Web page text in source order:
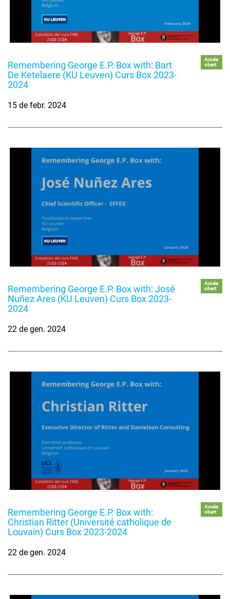
Remembering George E.P. Box with: Bart
De Ketelaere (KU Leuven) Curs Box 2023-
2024
Accés
obert
15 de febr. 2024
Remembering George E.P. Box with: José
Nuñez Ares (KU Leuven) Curs Box 2023-
2024
Accés
obert
22 de gen. 2024
Remembering George E.P. Box with:
Christian Ritter (Université catholique de
Louvain) Curs Box 2023-2024
Accés
obert
22 de gen. 2024